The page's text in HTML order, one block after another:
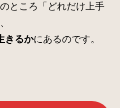
ところ「どれだけ上手
きるかにあるのです。